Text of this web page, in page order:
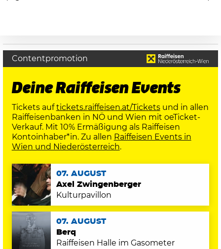
Contentpromotion
Deine Raiffeisen Events
Tickets auftickets.raiffeisen.at/Ticketsund in allen
Raiffeisenbanken in NÖ und Wien mit oeTicket-
Verkauf. Mit 10% Ermäßigung als Raiffeisen
Kontoinhaber*in. Zu allen Raiffeisen Events in
Wien und Niederösterreich.
07. AUGUST
Axel Zwingenberger
Kulturpavillon
07. AUGUST
Berq
Raiffeisen Halle im Gasometer